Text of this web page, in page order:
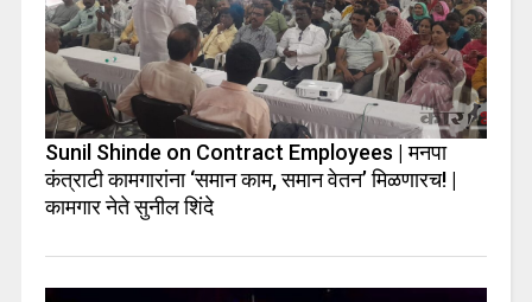
Sunil Shinde on Contract Employees | मनपा
कंत्राटी कामगारांना ‘समान काम, समान वेतन’ मिळणारच! |
कामगार नेते सुनील शिंदे